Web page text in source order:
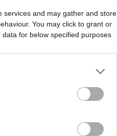
services and may gather and store
You may click to grant or
for below specified purposes
titoli